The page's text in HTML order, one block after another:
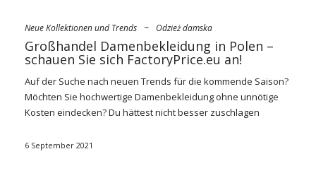
Neue Kollektionen und Trends ~ Odzież damska
Großhandel Damenbekleidung in Polen –
schauen Sie sich FactoryPrice.eu an!
Auf der Suche nach neuen Trends für die kommende Saison?
Möchten Sie hochwertige Damenbekleidung ohne unnötige
Kosten eindecken? Du hättest nicht besser zuschlagen
Polen FactoryPrice.eu
6 September 2021